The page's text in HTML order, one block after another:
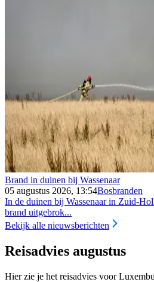
Brand in duinen bij Wassenaar
05 augustus 2026, 13:54Bosbranden
In de duinen bij Wassenaar in Zuid-
brand uitgebrok...
Bekijk alle nieuwsberichten
Reisadvies augustus
Hier zie je het reisadvies voor